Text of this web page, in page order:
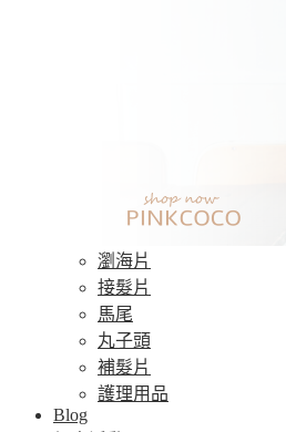
瀏海片
接髮片
馬尾
丸子頭
補髮片
護理用品
Blog